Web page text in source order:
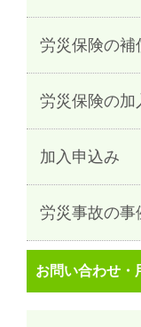
労災保険の補
労災保険の加
加入申込み
労災事故の事
お問い合わせ・